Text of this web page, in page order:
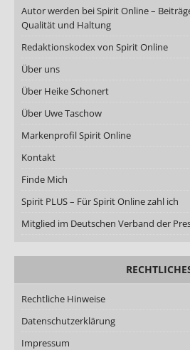
Autor werden bei Spirit Online –
Qualität und Haltung
Redaktionskodex von Spirit Online
Über uns
Über Heike Schonert
Über Uwe Taschow
Markenprofil Spirit Online
Kontakt
Finde Mich
Spirit PLUS – Für Spirit Online zahl ich
Mitglied im Deutschen Verband der
Rechtliche Hinweise
Datenschutzerklärung
Impressum